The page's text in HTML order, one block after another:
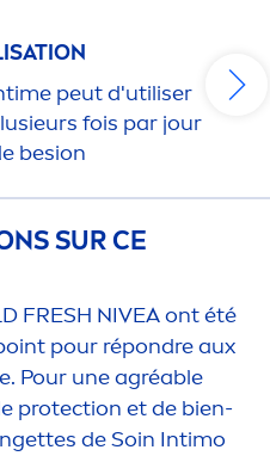
peut d'utiliser
fois par jour
besion
SUR CE
FRESH NIVEAont été
pour répondre aux
Pour une agréable
protection et de bien-
de Soin Intimo